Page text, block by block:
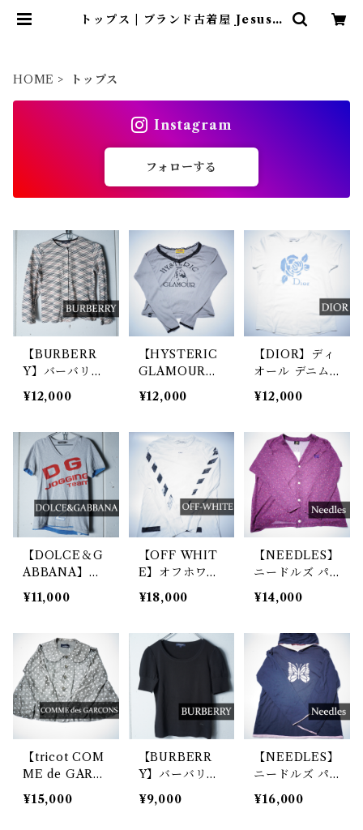
トップス | ブランド古着屋 Jesus J
HOME トップス
Instagram
フォローする
【BURBERR
Y】バーバリー
ノヴァチェック
柄カーディガン
¥12,000
【HYSTERIC
GLAMOUR】
ヒステリックグ
ラマー レース
ットソー grey
¥12,000
【DIOR】ディ
オール デニム
アップリケロゴ
SSカットソー
¥12,000
【DOLCE＆G
ABBANA】ド
ルチェ＆ガッバ
ーナ DG JOG
ゴVネックTシ
ャツ gray
¥11,000
【OFF WHIT
E】オフホワイ
ト グランジク
ロスアロープリ
ソー white
¥18,000
【NEEDLES】
ニードルズ パ
ピヨン刺繍フラ
ワーモチーフデ
ーディガン bor
deaux
¥14,000
【tricot COM
ME de GARC
ONS】コムデ
ギャルソン 丸
¥15,000
【BURBERR
Y】バーバリー
ホースロゴ刺繍
ショートスリー
¥9,000
【NEEDLES】
ニードルズ パ
ピヨンプリント
リバーシブルフ
¥16,000